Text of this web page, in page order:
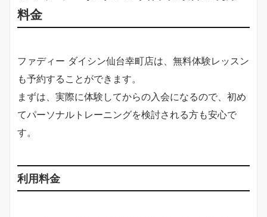
料金
ファディー ダイシン仙台幸町店は、無料体験レッスン
も予約することができます。
まずは、実際に体験してからの入会になるので、初め
てパーソナルトレーニングを検討される方も安心で
す。
利用料金